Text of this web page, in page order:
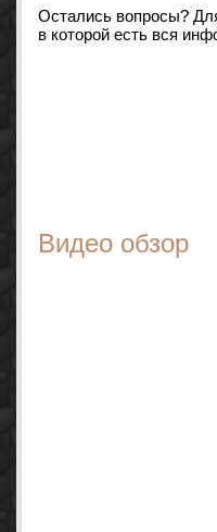
Остались вопросы?
в которой есть вся
Видео обзор